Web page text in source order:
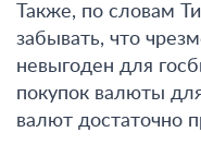
Также, по словам
забывать, что
невыгоден для
покупок валюты
валют достаточно